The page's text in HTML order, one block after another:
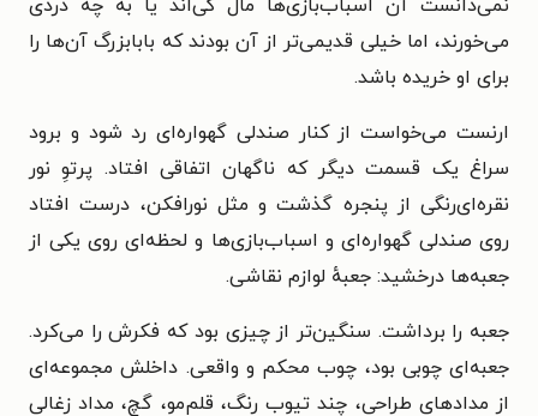
نمی‌دانست آن اسباب‌بازی‌ها مال کی‌اند یا به چه دردی
می‌خورند، اما خیلی قدیمی‌تر از آن بودند که بابابزرگ آن‌ها را
برای او خریده باشد.
ارنست می‌خواست از کنار صندلی گهواره‌ای رد شود و برود
سراغ یک قسمت دیگر که ناگهان اتفاقی افتاد. پرتوِ نور
نقره‌ای‌رنگی از پنجره گذشت و مثل نورافکن، درست افتاد
روی صندلی گهواره‌ای و اسباب‌بازی‌ها و لحظه‌ای روی یکی از
جعبه‌ها درخشید: جعبهٔ لوازم نقاشی.
جعبه را برداشت. سنگین‌تر از چیزی بود که فکرش را می‌کرد.
جعبه‌ای چوبی بود، چوب محکم و واقعی. داخلش مجموعه‌ای
از مدادهای طراحی، چند تیوب رنگ، قلم‌مو، گچ، مداد زغالی